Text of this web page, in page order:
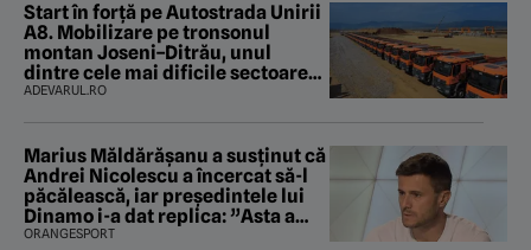
Start în forță pe Autostrada Unirii
A8. Mobilizare pe tronsonul
montan Joseni–Ditrău, unul
dintre cele mai dificile sectoare
care traversează Carpații
ADEVARUL.RO
Marius Măldărăşanu a susţinut că
Andrei Nicolescu a încercat să-l
păcălească, iar preşedintele lui
Dinamo i-a dat replica: ”Asta a
fost istoria”
ORANGESPORT